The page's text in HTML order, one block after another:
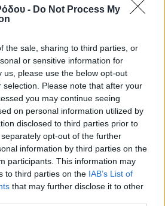
- Do Not Process My
the sale, sharing to third parties, or
or sensitive information for
us, please use the below opt-out
Please note that after your
you may continue seeing
on personal information utilized by
disclosed to third parties prior to
opt-out of the further
information by third parties on the
participants. This information may
to third parties on the IAB’s List of
that may further disclose it to other
ειδήσεων
τις επόμενες 48 ώρες στη
αλλάζουν όψη με δωρεά
12 ώρες
πρόσημο έως τώρα η χρονιά,